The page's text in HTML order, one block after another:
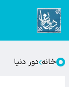
خانه دور دنیا